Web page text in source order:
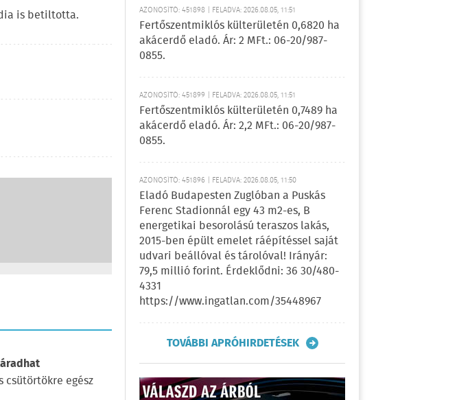
is betiltotta.
csütörtökre egész
AZONOSÍTÓ: 451898 | FELADVA: 2026.08.05, 11:51
Fertőszentmiklós külterületén 0,6820 ha
akácerdő eladó. Ár: 2 MFt.: 06-20/987-
0855.
AZONOSÍTÓ: 451899 | FELADVA: 2026.08.05, 11:51
Fertőszentmiklós külterületén 0,7489 ha
akácerdő eladó. Ár: 2,2 MFt.: 06-20/987-
0855.
AZONOSÍTÓ: 451896 | FELADVA: 2026.08.05, 11:50
Eladó Budapesten Zuglóban a Puskás
Ferenc Stadionnál egy 43 m2-es, B
energetikai besorolású teraszos lakás,
2015-ben épült emelet ráépítéssel saját
udvari beállóval és tárolóval! Irányár:
79,5 millió forint. Érdeklődni: 36 30/480-
4331
https://www.ingatlan.com/35448967
TOVÁBBI APRÓHIRDETÉSEK